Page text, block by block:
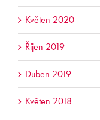
Květen 2020
Říjen 2019
Duben 2019
Květen 2018